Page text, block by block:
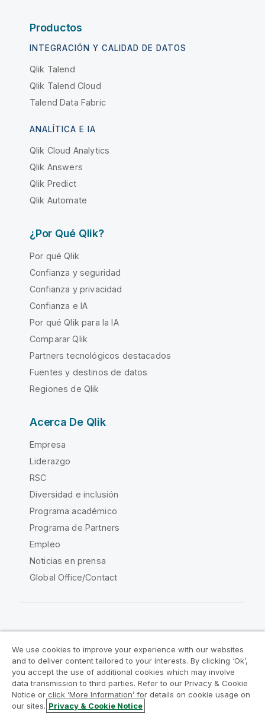
Productos
INTEGRACIÓN Y CALIDAD DE DATOS
Qlik Talend
Qlik Talend Cloud
Talend Data Fabric
ANALÍTICA E IA
Qlik Cloud Analytics
Qlik Answers
Qlik Predict
Qlik Automate
¿Por Qué Qlik?
Por qué Qlik
Confianza y seguridad
Confianza y privacidad
Confianza e IA
Por qué Qlik para la IA
Comparar Qlik
Partners tecnológicos destacados
Fuentes y destinos de datos
Regiones de Qlik
Acerca De Qlik
Empresa
Liderazgo
RSC
Diversidad e inclusión
Programa académico
Programa de Partners
Empleo
Noticias en prensa
Global Office/Contact
Acuerdos legales
Condiciones del producto
Legal Policies
Política legal
Condiciones de uso
Marcas comerciales
We use cookies to improve your experience with our websites
and to deliver content tailored to your interests. By clicking ‘Ok’,
you accept the use of additional cookies which may involve
data transmission to third parties. Refer to our Privacy & Cookie
Notice or click ‘More Information’ for details on cookie usage on
our sites. Privacy & Cookie Notice